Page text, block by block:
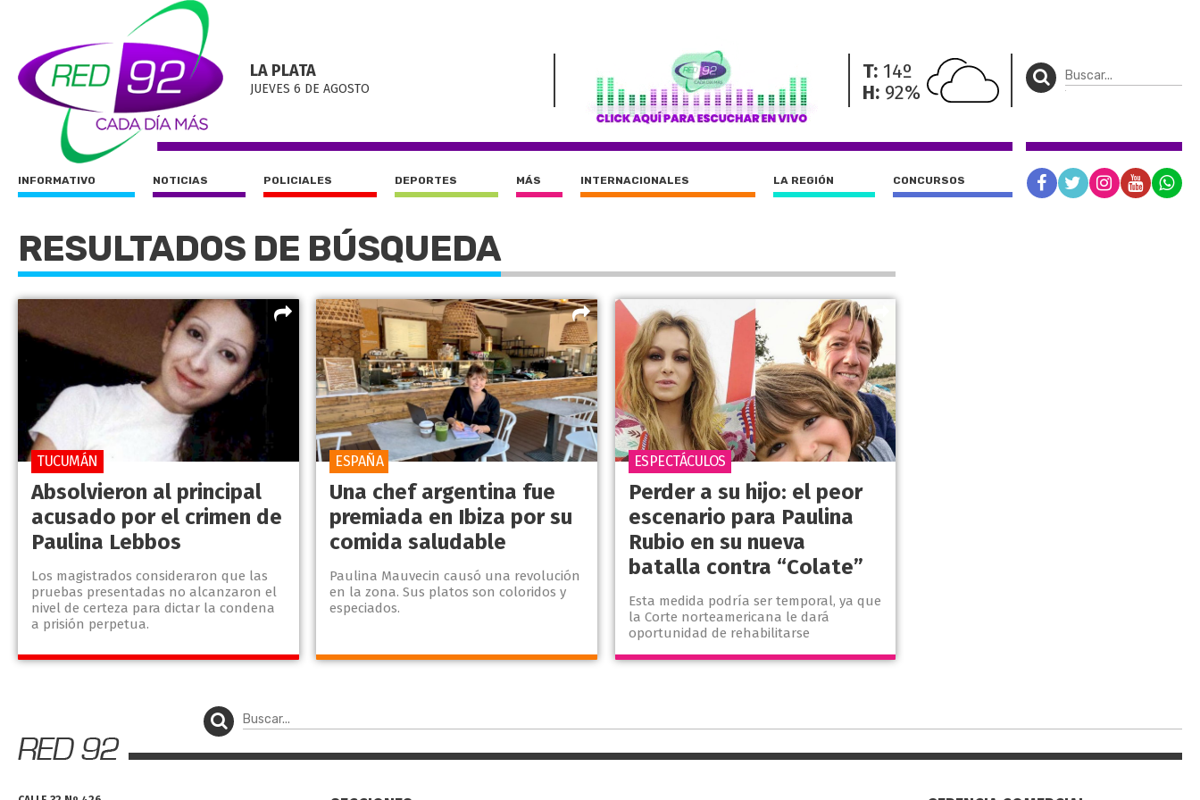
LA PLATA
JUEVES 6 DE AGOSTO
T: 14º
H: 92%
INFORMATIVO NOTICIAS POLICIALES DEPORTES MÁS INTERNACIONALES LA REGIÓN CONCURSOS
RESULTADOS DE BÚSQUEDA
Absolvieron al principal
acusado por el crimen de
Paulina Lebbos
Los magistrados consideraron que las
pruebas presentadas no alcanzaron el
nivel de certeza para dictar la condena
a prisión perpetua.
TUCUMÁN
Una chef argentina fue
premiada en Ibiza por su
comida saludable
Paulina Mauvecin causó una revolución
en la zona. Sus platos son coloridos y
especiados.
ESPAÑA
Perder a su hijo: el peor
escenario para Paulina
Rubio en su nueva
batalla contra “Colate”
Esta medida podría ser temporal, ya que
la Corte norteamericana le dará
oportunidad de rehabilitarse
ESPECTÁCULOS